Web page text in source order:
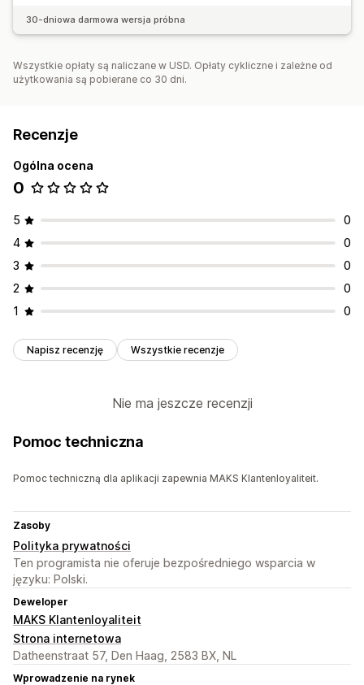
30-dniowa darmowa wersja próbna
Wszystkie opłaty są naliczane w USD. Opłaty cykliczne i zależne od
użytkowania są pobierane co 30 dni.
Recenzje
Ogólna ocena
0
5
0
4
0
3
0
2
0
1
0
Napisz recenzję Wszystkie recenzje
Nie ma jeszcze recenzji
Pomoc techniczna
Pomoc techniczną dla aplikacji zapewnia MAKS Klantenloyaliteit.
Zasoby
Polityka prywatności
Ten programista nie oferuje bezpośredniego wsparcia w
języku: Polski.
Deweloper
MAKS Klantenloyaliteit
Strona internetowa
Datheenstraat 57, Den Haag, 2583 BX, NL
Wprowadzenie na rynek